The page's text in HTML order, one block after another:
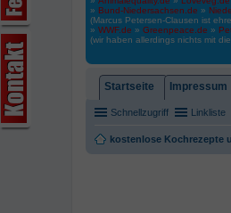
» Bund-Niedersachsen.de »
(Marcus Petersen-Clausen ist
» WWF.de » Greenpeace.de »
(wir haben allerdings nichts mit
Startseite Impressum
Schnellzugriff Linkliste
kostenlose Kochrezepte